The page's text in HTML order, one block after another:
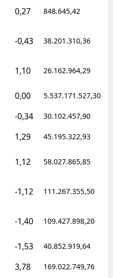
0,27 848.645,42
-0,43 38.201.310,36
1,10 26.162.964,29
0,00 5.537.171.527,30
-0,34 30.102.457,90
1,29 45.195.322,93
1,12 58.027.865,85
-1,12 111.267.355,50
-1,40 109.427.898,20
-1,53 40.852.919,64
3,78 169.022.749,76